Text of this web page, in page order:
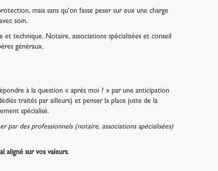
mais sans qu'on fasse peser sur eux une charge
soin.
technique. Notaire, associations spécialisées et conseil
généraux.
à la question « après moi ? » par une anticipation
traités par ailleurs) et penser la place juste de la
spécialisé.
par des professionnels (notaire, associations spécialisées)
aligné sur vos valeurs.